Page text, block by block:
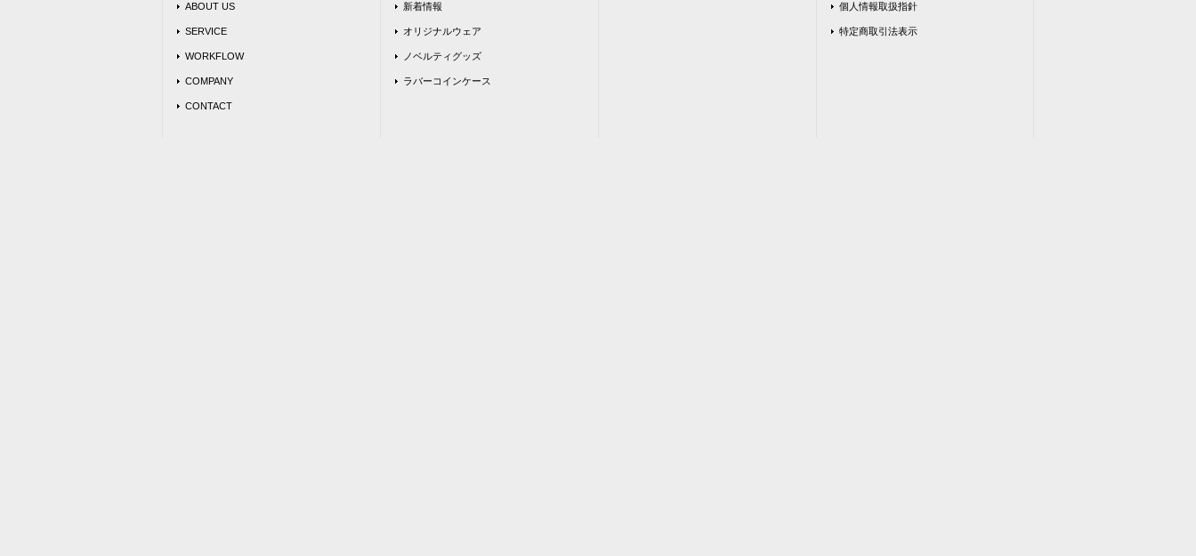
ABOUT US
SERVICE
WORKFLOW
COMPANY
CONTACT
新着情報
オリジナルウェア
ノベルティグッズ
ラバーコインケース
個人情報取扱指針
特定商取引法表示